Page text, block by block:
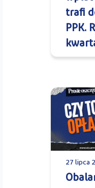
trafi
PPK.
27 lipca